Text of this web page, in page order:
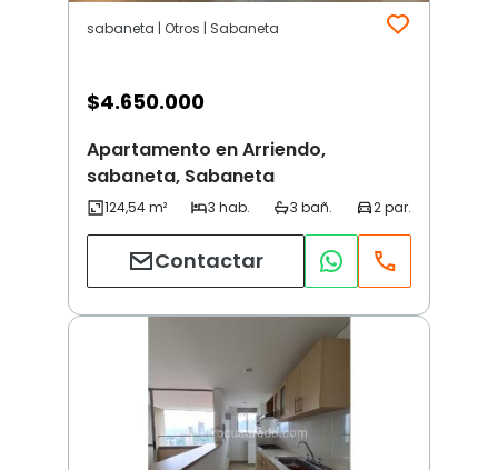
sabaneta | Otros | Sabaneta
$4.650.000
Apartamento en Arriendo,
sabaneta, Sabaneta
Contactar